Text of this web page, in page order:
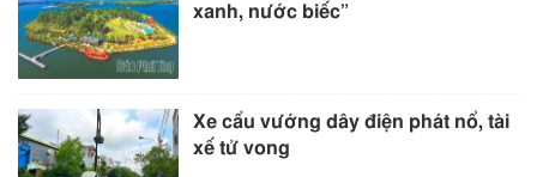
xanh, nước biếc”
Xe cẩu vướng dây điện phát nổ, tài
xế tử vong